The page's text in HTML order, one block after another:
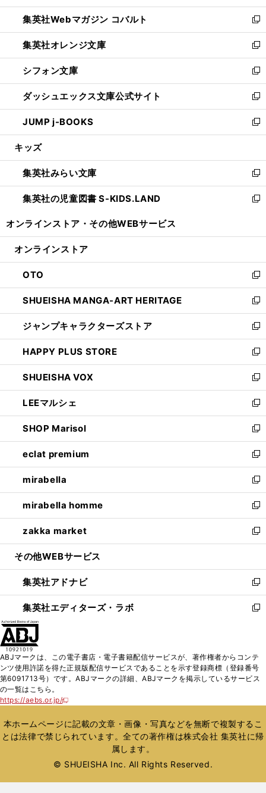
開
く
ウ
で
開
く
ン
ド
ウ
で
開
く
ウ
ィ
ン
ド
ウ
で
開
く
集英社Webマガジン コバルト
新
し
い
ウ
ィ
ン
ド
ウ
で
開
集英社オレンジ文庫
新
し
い
ウ
ィ
ン
ド
ウ
開
く
シフォン文庫
新
し
い
ウ
ィ
ン
ウ
で
開
く
ダッシュエックス文庫公式サイト
新
し
い
ウ
ン
ド
ウ
で
JUMP j-BOOKS
新
し
ウ
ィ
ン
ド
開
キッズ
集英社みらい文庫
新
し
い
ン
ウ
で
開
く
集英社の児童図書 S-KIDS.LAND
新
ウ
ン
ド
ウ
で
開
く
オンラインストア・ その他WEBサービス
オンラインストア
OTO
新
し
い
ウ
ィ
ン
ド
ウ
で
開
く
SHUEISHA MANGA-ART HERITAGE
新
し
い
ウ
ィ
ン
ド
ウ
で
開
く
ジャンプキャラクターズストア
新
し
い
ウ
ィ
ン
ド
ウ
で
開
く
HAPPY PLUS STORE
新
し
い
ウ
ィ
ン
ド
ウ
で
開
く
SHUEISHA VOX
新
し
い
ウ
ィ
ン
ド
ウ
で
開
く
LEEマルシェ
新
し
い
ウ
ィ
ン
ド
ウ
で
開
く
SHOP Marisol
新
し
い
ウ
ィ
ン
ド
ウ
で
開
eclat premium
新
し
い
ウ
ィ
ン
ド
ウ
開
く
mirabella
新
し
い
ウ
ィ
ン
ウ
で
開
く
mirabella homme
新
し
い
ウ
ン
ド
ウ
で
zakka market
新
し
ウ
ィ
ン
ド
く
その他WEBサービス
集英社アドナビ
新
し
い
ド
ウ
で
集英社エディターズ・ラボ
新
ィ
ン
ド
開
く
ABJマークは、この電子書店・電子書籍配信サービスが、著作権者からコンテ
ンツ使用許諾を得た正規版配信サービスであることを示す登録商標（登録番号
第6091713号）です。ABJマークの詳細、ABJマークを掲示しているサービス
の一覧はこちら。
https://aebs.or.jp/
新
い
ウ
ィ
ウ
本ホームページに記載の文章・画像・写真などを無断で複製するこ
とは法律で禁じられています。全ての著作権は株式会社 集英社に帰
属します。
© SHUEISHA Inc. All Rights Reserved.